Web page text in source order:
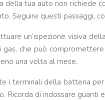
della tua auto non richiede
Seguire questi passaggi,
un’ispezione visiva
gas, che può
una volta al mese.
i terminali della batteria
Ricorda di indossare